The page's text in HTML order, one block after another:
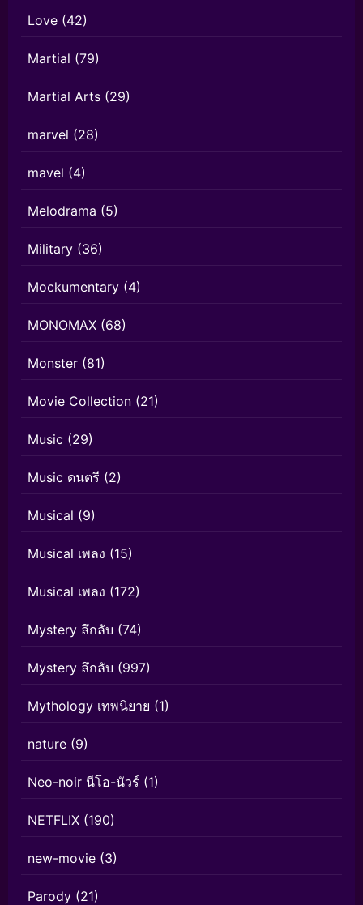
Love (42)
Martial (79)
Martial Arts (29)
marvel (28)
mavel (4)
Melodrama (5)
Military (36)
Mockumentary (4)
MONOMAX (68)
Monster (81)
Movie Collection (21)
Music (29)
Music ดนตรี (2)
Musical (9)
Musical เพลง (15)
Musical เพลง (172)
Mystery ลึกลับ (74)
Mystery ลึกลับ (997)
Mythology เทพนิยาย (1)
nature (9)
Neo-noir นีโอ-นัวร์ (1)
NETFLIX (190)
new-movie (3)
Parody (21)